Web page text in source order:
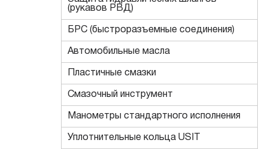
(рукавов РВД)
БРС (быстроразъемные соединения)
Автомобильные масла
Пластичные смазки
Смазочный инструмент
Манометры стандартного исполнения
Уплотнительные кольца USIT